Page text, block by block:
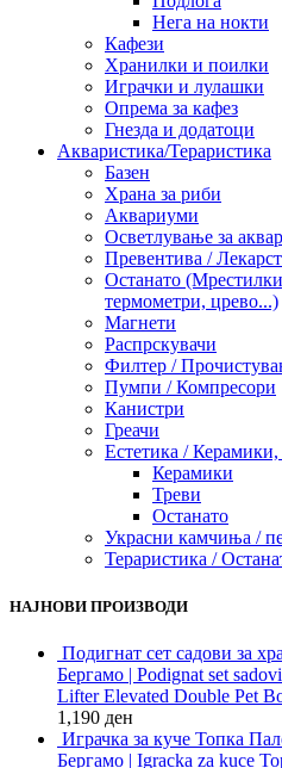
Нега на нокти
Кафези
Хранилки и поилки
Играчки и лулашки
Опрема за кафез
Гнезда и додатоци
Акваристика/Тераристика
Базен
Храна за риби
Аквариуми
Осветлување за
Превентива /
Останато
термометри, црево...)
Магнети
Распрскувачи
Филтер /
Пумпи / Компресори
Канистри
Греачи
Естетика / Керамики,
Керамики
Треви
Останато
Украсни камчиња /
Тераристика /
НАЈНОВИ ПРОИЗВОДИ
Подигнат сет садови за
Бергамо | Podignat set
Lifter Elevated Double Pet
1,190 ден
Играчка за куче Топка
Бергамо | Igracka za kuce